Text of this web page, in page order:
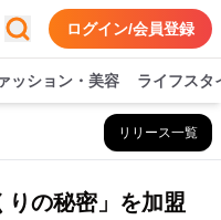
ログイン/会員登録
ッション・美容 ライフスタ
リリース一覧
りの秘密」を加盟